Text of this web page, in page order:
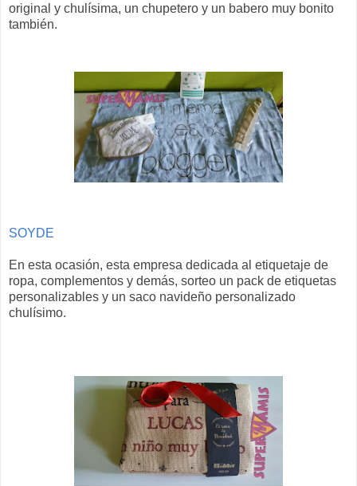
original y chulísima, un chupetero y un babero muy bonito
también.
SOYDE
En esta ocasión, esta empresa dedicada al etiquetaje de
ropa, complementos y demás, sorteo un pack de etiquetas
personalizables y un saco navideño personalizado
chulísimo.